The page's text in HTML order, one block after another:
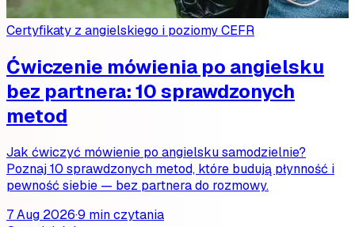
Certyfikaty z angielskiego i poziomy CEFR
Ćwiczenie mówienia po angielsku
bez partnera: 10 sprawdzonych
metod
Jak ćwiczyć mówienie po angielsku samodzielnie?
Poznaj 10 sprawdzonych metod, które budują płynność i
pewność siebie — bez partnera do rozmowy.
7 Aug 2026·9 min czytania